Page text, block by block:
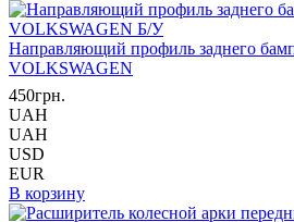
Направляющий профиль заднего
VOLKSWAGEN
450грн.
UAH
UAH
USD
EUR
В корзину